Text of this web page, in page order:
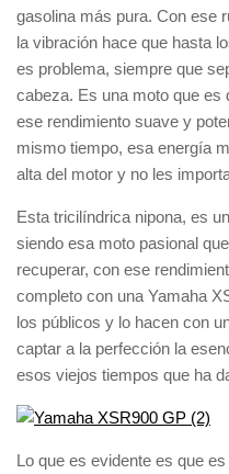
gasolina más pura. Con ese
la vibración hace que hasta
es problema, siempre que
cabeza. Es una moto que es
ese rendimiento suave y
mismo tiempo, esa energía
alta del motor y no les
Esta tricilíndrica nipona, es
siendo esa moto pasional
recuperar, con ese
completo con una Yamaha
los públicos y lo hacen con
captar a la perfección la
esos viejos tiempos que ha
Lo que es evidente es que